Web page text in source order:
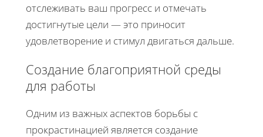
отслеживать ваш прогресс и отмечать
достигнутые цели — это приносит
удовлетворение и стимул двигаться дальше.
Создание благоприятной среды
для работы
Одним из важных аспектов борьбы с
прокрастинацией является создание